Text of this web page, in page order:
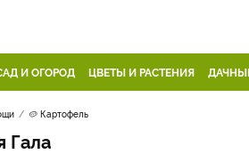
И ОГОРОД ЦВЕТЫ И РАСТЕНИЯ
🥔 Картофель
Гала